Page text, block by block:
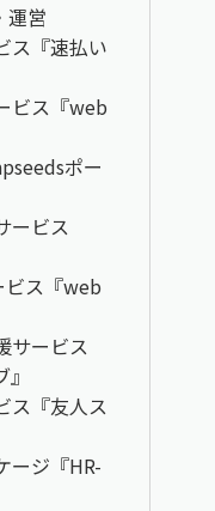
運営
ス『速払い
ビス『web
ポー
ービス
ビス『web
サービス
ス『友人ス
ージ『HR-